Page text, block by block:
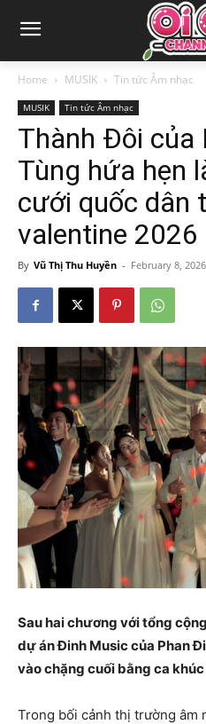
Home MUSIK Tin tức Âm nhạc
MUSIK Tin tức Âm nhạc
Thành Đôi của
Tùng hứa hẹn
cưới quốc dân
valentine 2026
By Vũ Thị Thu Huyền - February 8, 2026
Sau hai chương với tổng
dự án Đinh Music của Phan
vào chặng cuối bằng ca khúc
Trong bối cảnh thị trường âm